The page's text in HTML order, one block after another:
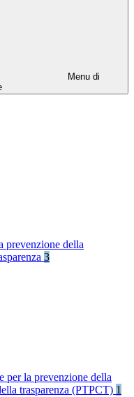
Menu di
prevenzione della
3
per la prevenzione della
trasparenza (PTPCT) 1